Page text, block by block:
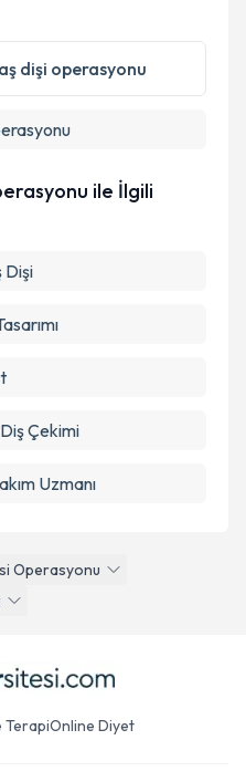
ilişkinAydınlatma
verilerimin belirtilen
kabul ediyorum.
Operasyonu
dişi operasyonu
ile İlgili
Dişi
Çekimi
Uzmanı
TerapiOnline Diyet